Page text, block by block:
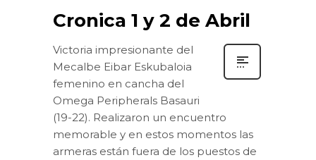
Cronica 1 y 2 de Abril
Victoria impresionante del
Mecalbe Eibar Eskubaloia
femenino en cancha del
Omega Peripherals Basauri
(19-22). Realizaron un encuentro
memorable y en estos momentos las
armeras están fuera de los puestos de